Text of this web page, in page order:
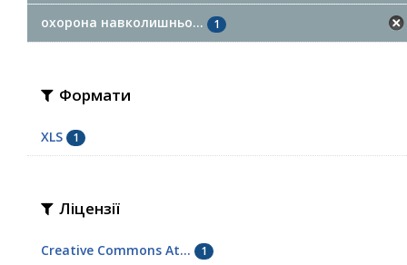
охорона навколишньо... 1
Формати
XLS 1
Ліцензії
Creative Commons At... 1